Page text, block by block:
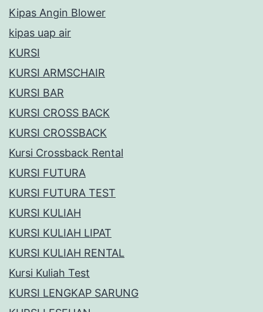
Kipas Angin Blower
kipas uap air
KURSI
KURSI ARMSCHAIR
KURSI BAR
KURSI CROSS BACK
KURSI CROSSBACK
Kursi Crossback Rental
KURSI FUTURA
KURSI FUTURA TEST
KURSI KULIAH
KURSI KULIAH LIPAT
KURSI KULIAH RENTAL
Kursi Kuliah Test
KURSI LENGKAP SARUNG